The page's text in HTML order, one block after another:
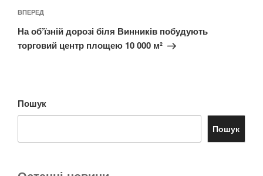
Наступний
запис
ВПЕРЕД
На об’їзній дорозі біля Винників побудують
торговий центр площею 10 000 м²
Пошук
Пошук